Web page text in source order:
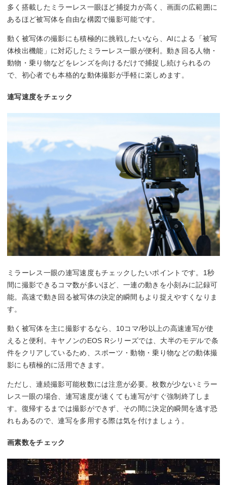
多く搭載したミラーレス一眼ほど捕捉力が高く、画面の広範囲に
あるほど被写体を自由な構図で撮影可能です。
動く被写体の撮影にも積極的に挑戦したいなら、AIによる「被写
体検出機能」に対応したミラーレス一眼が便利。動き回る人物・
動物・乗り物などをレンズを向けるだけで捕捉し続けられるの
で、初心者でも本格的な動体撮影が手軽に楽しめます。
連写速度をチェック
ミラーレス一眼の連写速度もチェックしたいポイントです。1秒
間に撮影できるコマ数が多いほど、一連の動きを小刻みに記録可
能。高速で動き回る被写体の決定的瞬間もより捉えやすくなりま
す。
動く被写体を主に撮影するなら、10コマ/秒以上の高速連写が使
えると便利。キヤノンのEOS Rシリーズでは、大半のモデルで条
件をクリアしているため、スポーツ・動物・乗り物などの動体撮
影にも積極的に活用できます。
ただし、連続撮影可能枚数には注意が必要。枚数が少ないミラー
レス一眼の場合、連写速度が速くても連写がすぐ強制終了しま
す。復帰するまでは撮影ができず、その間に決定的瞬間を逃す恐
れもあるので、連写を多用する際は気を付けましょう。
画素数をチェック